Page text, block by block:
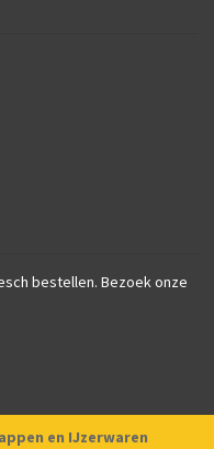
bestellen. Bezoek onze
en IJzerwaren